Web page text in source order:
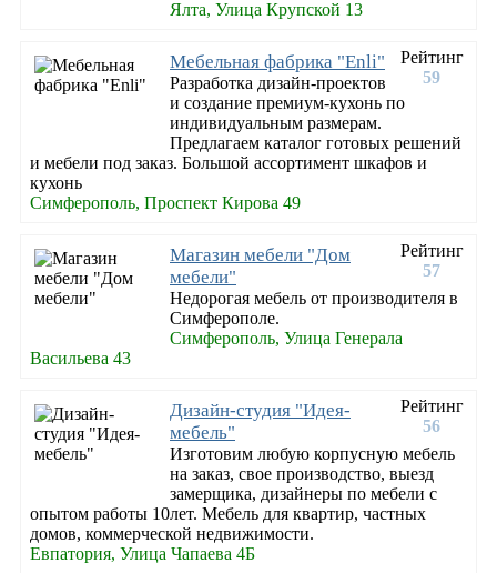
Ялта, Улица Крупской 13
Рейтинг
59
Мебельная фабрика "Enli"
Разработка дизайн-проектов
и создание премиум-кухонь по
индивидуальным размерам.
Предлагаем каталог готовых решений
и мебели под заказ. Большой ассортимент шкафов и
кухонь
Симферополь, Проспект Кирова 49
Рейтинг
57
Магазин мебели "Дом
мебели"
Недорогая мебель от производителя в
Симферополе.
Симферополь, Улица Генерала
Васильева 43
Рейтинг
56
Дизайн-студия "Идея-
мебель"
Изготовим любую корпусную мебель
на заказ, свое производство, выезд
замерщика, дизайнеры по мебели с
опытом работы 10лет. Мебель для квартир, частных
домов, коммерческой недвижимости.
Евпатория, Улица Чапаева 4Б